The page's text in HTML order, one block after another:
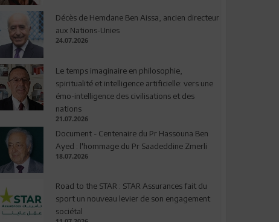
Décès de Hemdane Ben Aissa, ancien directeur
aux Nations-Unies
24.07.2026
Le temps imaginaire en philosophie,
spiritualité et intelligence artificielle: vers une
émo-intelligence des civilisations et des
nations
21.07.2026
Document - Centenaire du Pr Hassouna Ben
Ayed : l'hommage du Pr Saadeddine Zmerli
18.07.2026
Road to the STAR : STAR Assurances fait du
sport un nouveau levier de son engagement
sociétal